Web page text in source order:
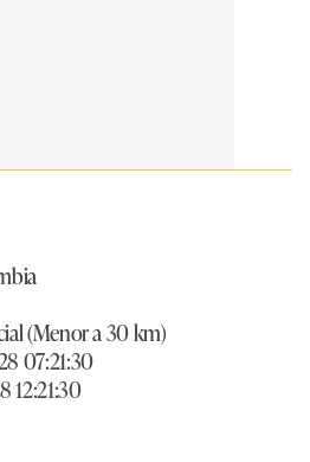
(Menor a 30 km)
07:21:30
12:21:30